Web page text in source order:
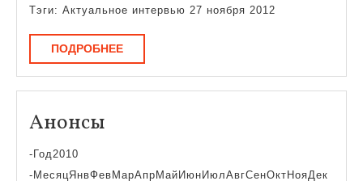
Тэги: Актуальное интервью 27 ноября 2012
ПОДРОБНЕЕПОДРОБНЕЕ
Анонсы
-Год2010
-МесяцЯнвФевМарАпрМайИюнИюлАвгСенОктНояДек